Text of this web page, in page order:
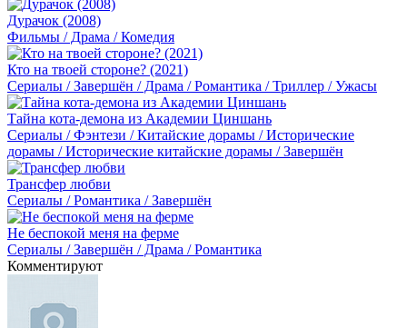
Дурачок (2008)
Фильмы / Драма / Комедия
Кто на твоей стороне? (2021)
Сериалы / Завершён / Драма / Романтика / Триллер / Ужасы
Тайна кота-демона из Академии Циншань
Сериалы / Фэнтези / Китайские дорамы / Исторические
дорамы / Исторические китайские дорамы / Завершён
Трансфер любви
Сериалы / Романтика / Завершён
Не беспокой меня на ферме
Сериалы / Завершён / Драма / Романтика
Комментируют